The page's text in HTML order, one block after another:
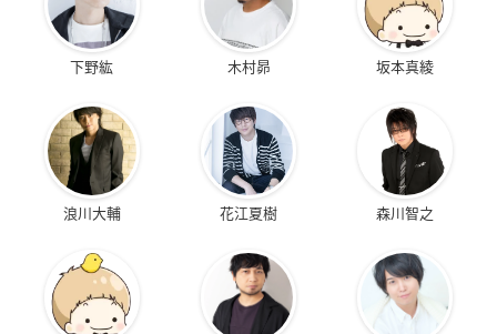
下野紘 木村昴 坂本真綾
浪川大輔 花江夏樹 森川智之